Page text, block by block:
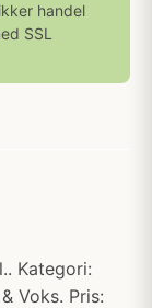
handel
SSL
Kategori:
Voks. Pris: